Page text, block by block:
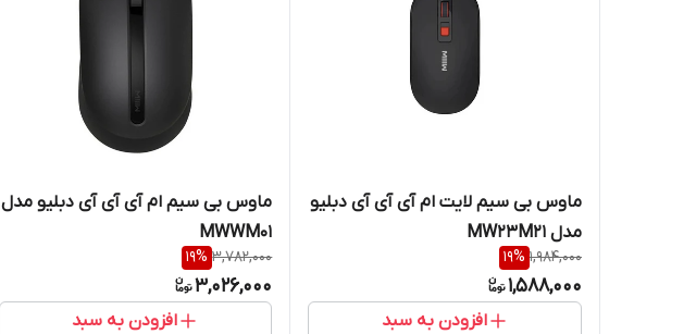
ماوس بی سیم لایت ام آی آی آی دبلیو
مدل MW23M21
1,984,000
19%
1,588,000
افزودن به سبد
ماوس بی سیم ام آی آی آی دبلیو مدل
MWWM01
3,782,000
19%
3,026,000
افزودن به سبد